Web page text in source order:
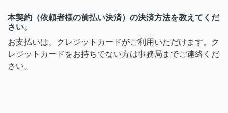
本契約（依頼者様の前払い決済）の決済方法を教えてくだ
さい。
お支払いは、クレジットカードがご利用いただけます。ク
レジットカードをお持ちでない方は事務局までご連絡くだ
さい。